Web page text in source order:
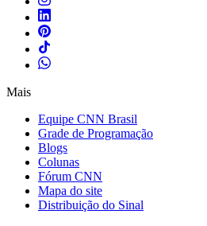
Mais
Equipe CNN Brasil
Grade de Programação
Blogs
Colunas
Fórum CNN
Mapa do site
Distribuição do Sinal